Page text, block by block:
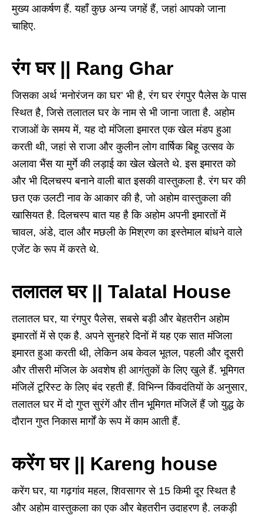
मुख्य आकर्षण हैं. यहाँ कुछ अन्य जगहें हैं, जहां आपको जाना
चाहिए.
रंग घर || Rang Ghar
जिसका अर्थ ‘मनोरंजन का घर’ भी है, रंग घर रंगपुर पैलेस के पास
स्थित है, जिसे तलातल घर के नाम से भी जाना जाता है. अहोम
राजाओं के समय में, यह दो मंजिला इमारत एक खेल मंडप हुआ
करती थी, जहां से राजा और कुलीन लोग वार्षिक बिहू उत्सव के
अलावा भैंस या मुर्गे की लड़ाई का खेल खेलते थे. इस इमारत को
और भी दिलचस्प बनाने वाली बात इसकी वास्तुकला है. रंग घर की
छत एक उलटी नाव के आकार की है, जो अहोम वास्तुकला की
खासियत है. दिलचस्प बात यह है कि अहोम अपनी इमारतों में
चावल, अंडे, दाल और मछली के मिश्रण का इस्तेमाल बांधने वाले
एजेंट के रूप में करते थे.
तलातल घर || Talatal House
तलातल घर, या रंगपुर पैलेस, सबसे बड़ी और बेहतरीन अहोम
इमारतों में से एक है. अपने सुनहरे दिनों में यह एक सात मंजिला
इमारत हुआ करती थी, लेकिन अब केवल भूतल, पहली और दूसरी
और तीसरी मंजिल के अवशेष ही आगंतुकों के लिए खुले हैं. भूमिगत
मंजिलें टूरिस्ट के लिए बंद रहती हैं. विभिन्न किंवदंतियों के अनुसार,
तलातल घर में दो गुप्त सुरंगें और तीन भूमिगत मंजिलें हैं जो युद्ध के
दौरान गुप्त निकास मार्गों के रूप में काम आती हैं.
करेंग घर || Kareng house
करेंग घर, या गढ़गांव महल, शिवसागर से 15 किमी दूर स्थित है
और अहोम वास्तुकला का एक और बेहतरीन उदाहरण है. लकड़ी